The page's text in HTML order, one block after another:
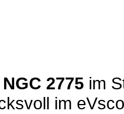
NGC 2775 im
im